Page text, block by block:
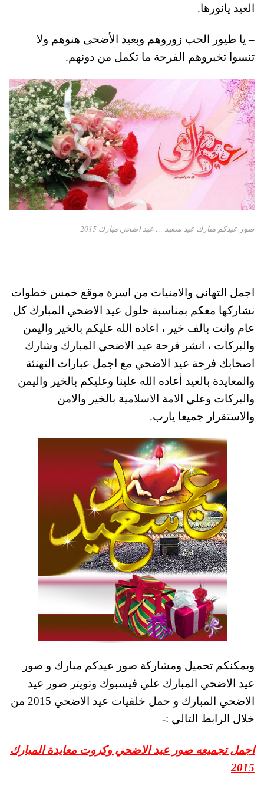
العيد يانورها.
– يا طيور الحب زوروهم وبعيد الأضحى هنوهم ولا
تنسوا تخبروهم الفرحة ما تكمل من دونهم.
صور عيدكم مبارك عيد سعيد … عيد اضحي مبارك 2015
اجمل التهاني والامنيات من اسرة موقع خمس خطوات
نشاركها معكم بمناسبة حلول عيد الاضحي المبارك كل
عام وانت بالف خير ، اعاده الله عليكم بالخير واليمن
والبركات ، انشر فرحة عيد الاضحي المبارك وشارك
اصحابك فرحة عيد الاضحي مع اجمل عبارات التهنئة
والمعايدة بالعيد أعاده الله علينا وعليكم بالخير واليمن
والبركات وعلي الامة الاسلامية بالخير والامن
والاستقرار جميعا يارب.
ويمكنكم تحميل ومشاركة صور عيدكم مبارك و صور
عيد الاضحي المبارك علي فيسبوك وتويتر صور عيد
الاضحي المبارك و حمل خلفيات عيد الاضحي 2015 من
خلال الرابط التالي :-
اجمل تجميعه صور عيد الاضحي وكروت معايدة المبارك
2015